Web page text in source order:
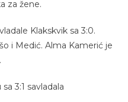
za žene.
Klakskvik sa 3:0.
i Medić. Alma Kamerić je
3:1 savladala